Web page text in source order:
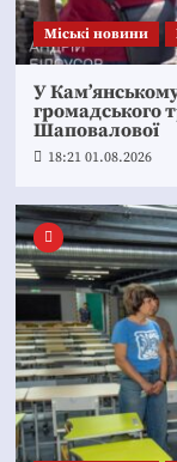
Mіські новини
У
громадського
Шаповалової
18:21 01.08.2026